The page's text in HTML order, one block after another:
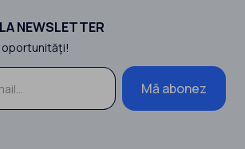
NEWSLETTER
oportunităţi!
Mă abonez